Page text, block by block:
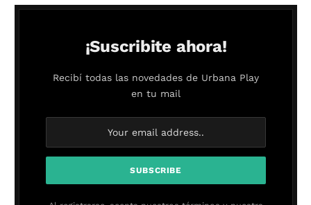
¡Suscribite ahora!
Recibí todas las novedades de Urbana Play
en tu mail